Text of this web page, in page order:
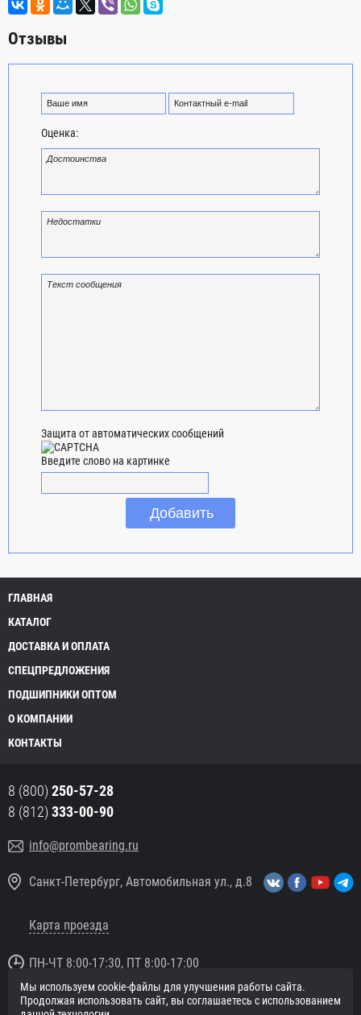
Отзывы
Оценка:
Защита от автоматических сообщений
Введите слово на картинке
ГЛАВНАЯ
КАТАЛОГ
ДОСТАВКА И ОПЛАТА
СПЕЦПРЕДЛОЖЕНИЯ
ПОДШИПНИКИ ОПТОМ
О КОМПАНИИ
КОНТАКТЫ
8 (800) 250-57-28
8 (812) 333-00-90
info@prombearing.ru
Санкт-Петербург, Автомобильная ул., д.8
Карта проезда
ПН-ЧТ 8:00-17:30, ПТ 8:00-17:00
© 2016 «PromBearing.ru»
Подшипники оптом и в розницу.
Мы используем cookie-файлы для улучшения работы сайта.
Продолжая использовать сайт, вы соглашаетесь с использованием